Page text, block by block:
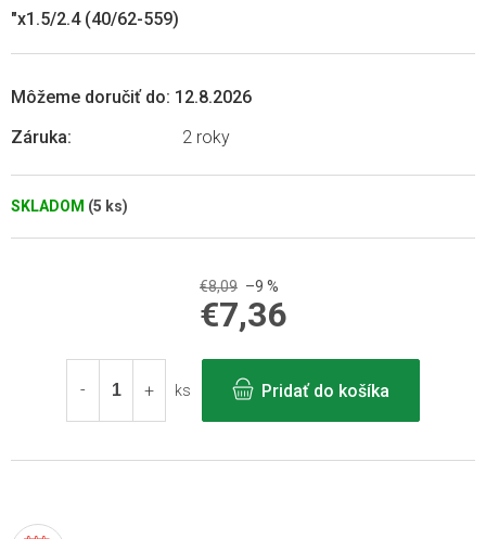
SKLADOM (5 ks)
Môžeme doručiť do: 12.8.2026
Záruka: 2 roky
"x1.5/2.4 (40/62-559)
€8,09 –9 %
€7,36
cena:
ks
Pridať do košíka